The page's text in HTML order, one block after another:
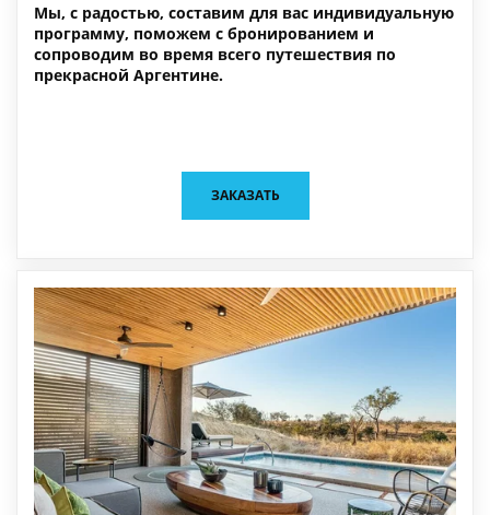
Мы, с радостью, составим для вас индивидуальную
программу, поможем с бронированием и
сопроводим во время всего путешествия по
прекрасной Аргентине.
ЗАКАЗАТЬ